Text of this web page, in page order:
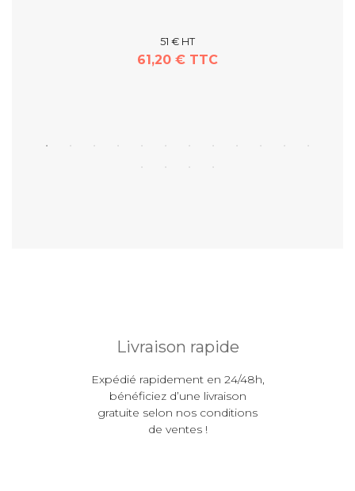
51 € HT
61,20 € TTC
Livraison rapide
Expédié rapidement en 24/48h,
bénéficiez d’une livraison
gratuite selon nos conditions
de ventes !